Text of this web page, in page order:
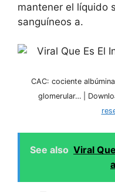
mantener el líquido
sanguíneos a.
CAC: cociente
glomerular… |
See also Viral